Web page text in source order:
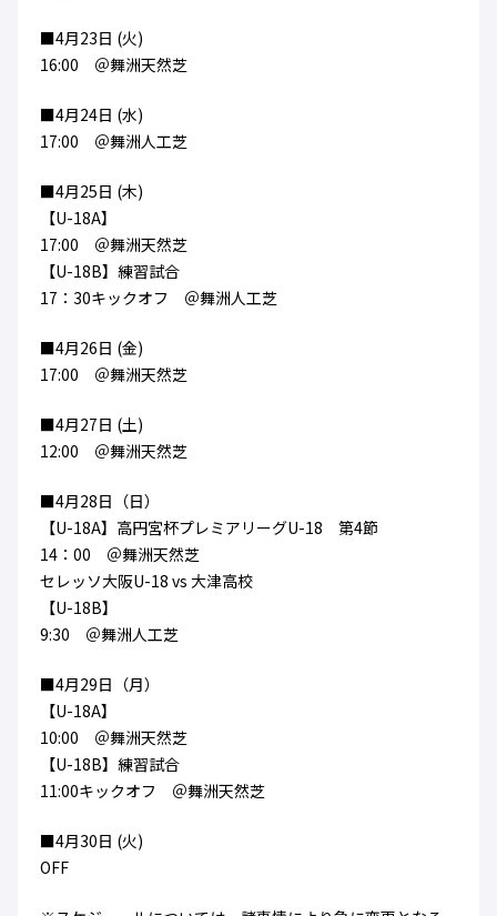
■4月23日 (火)
16:00 ＠舞洲天然芝
■4月24日 (水)
17:00 ＠舞洲人工芝
■4月25日 (木)
【U-18A】
17:00 ＠舞洲天然芝
【U-18B】練習試合
17：30キックオフ ＠舞洲人工芝
■4月26日 (金)
17:00 ＠舞洲天然芝
■4月27日 (土)
12:00 ＠舞洲天然芝
■4月28日（日）
【U-18A】高円宮杯プレミアリーグU-18 第4節
14：00 ＠舞洲天然芝
セレッソ大阪U-18 vs 大津高校
【U-18B】
9:30 ＠舞洲人工芝
■4月29日（月）
【U-18A】
10:00 ＠舞洲天然芝
【U-18B】練習試合
11:00キックオフ ＠舞洲天然芝
■4月30日 (火)
OFF